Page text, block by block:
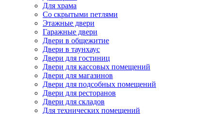
Для храма
Со скрытыми петлями
Этажные двери
Гаражные двери
Двери в общежитие
Двери в таунхаус
Двери для гостиниц
Двери для кассовых помещений
Двери для магазинов
Двери для подсобных помещений
Двери для ресторанов
Двери для складов
Для технических помещений